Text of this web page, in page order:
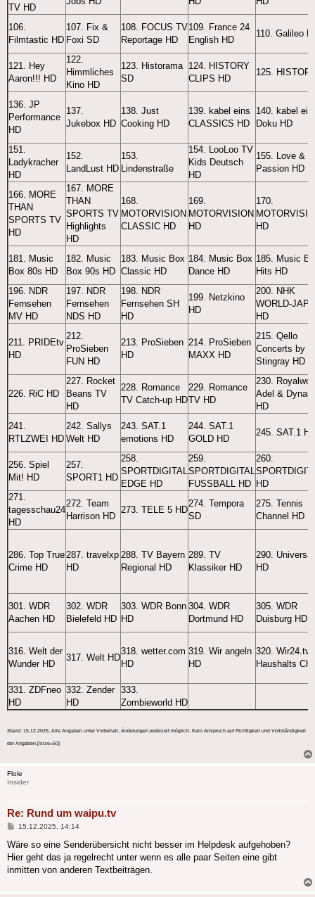
TV HD
106.
Filmtastic HD
107. Fix &
Foxi SD
108. FOCUS TV
Reportage HD
109. France 24
English HD
110. Galileo
121. Hey
Aaron!!! HD
122.
Himmliches
Kino HD
123. Historama
SD
124. HISTORY
CLIPS HD
125.
136. JP
Performance
HD
137.
Jukebox HD
138. Just
Cooking HD
139. kabel eins
CLASSICS HD
140. kabel
Doku HD
151.
Ladykracher
HD
152.
LandLust HD
153.
Lindenstraße
154. LooLoo TV
Kids Deutsch
HD
155. Love &
Passion HD
166. MORE
THAN
SPORTS TV
HD
167. MORE
THAN
SPORTS TV
Highlights
HD
168.
MOTORVISION
CLASSIC HD
169.
MOTORVISION
HD
170.
HD
181. Music
Box 80s HD
182. Music
Box 90s HD
183. Music Box
Classic HD
184. Music Box
Dance HD
185. Music
Hits HD
196. NDR
Fernsehen
MV HD
197. NDR
Fernsehen
NDS HD
198. NDR
Fernsehen SH
HD
199. Netzkino
HD
200. NHK
WORLD-
HD
211. PRIDEtv
HD
212.
ProSieben
FUN HD
213. ProSieben
HD
214. ProSieben
MAXX HD
215. Qello
Concerts by
Stingray HD
226. RiC HD
227. Rocket
Beans TV
HD
228. Romance
TV Catch-up HD
229. Romance
TV HD
230.
Adel &
HD
241.
RTLZWEI HD
242. Sallys
Welt HD
243. SAT.1
emotions HD
244. SAT.1
GOLD HD
245. SAT.1
256. Spiel
Mit! HD
257.
SPORT1 HD
258.
SPORTDIGITAL
EDGE HD
259.
SPORTDIGITAL
FUSSBALL HD
260.
HD
271.
tagesschau24
HD
272. Team
Harrison HD
273. TELE 5 HD
274. Tempora
SD
275. Tennis
Channel HD
286. Top True
Crime HD
287. travelxp
HD
288. TV Bayern
Regional HD
289. TV
Klassiker HD
290.
HD
301. WDR
Aachen HD
302. WDR
Bielefeld HD
303. WDR Bonn
HD
304. WDR
Dortmund HD
305. WDR
Duisburg HD
316. Welt der
Wunder HD
317. Welt HD
318. wetter.com
HD
319. Wir angeln
HD
320. Wir24.tv
Haushalts
331. ZDFneo
HD
332. Zender
HD
333.
Zombieworld HD
Stand: 15.12.2025, Alle Angaben unter Vorbehalt. Änderungen jederzeit möglich. Kein Anspruch auf Richtigkeit und Vollständigkeit
der Angaben.[/size=50]
Flole
Insider
Re: Rund um waipu.tv
Beitrag
15.12.2025, 14:14
Wäre so eine Senderübersicht nicht besser im Helpdesk aufgehoben?
Hier geht das ja regelrecht unter wenn es alle paar Seiten eine gibt
inmitten von anderen Textbeiträgen.